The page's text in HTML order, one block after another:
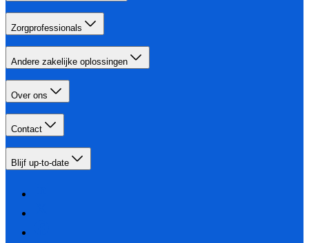
Zorgprofessionals
Andere zakelijke oplossingen
Over ons
Contact
Blijf up-to-date